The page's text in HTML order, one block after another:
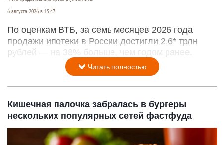
6 августа 2026 в 15:47
По оценкам ВТБ, за семь месяцев 2026 года
продажи ипотеки в России достигли 2,6* трлн
рублей — на 38% больше, чем годом ранее.
Читать полностью
Кишечная палочка забралась в бургеры
нескольких популярных сетей фастфуда